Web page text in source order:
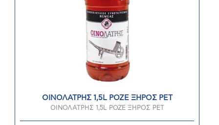
ΟΙΝΟΛΑΤΡΗΣ 1,5L ΡΟΖΕ ΞΗΡΟΣ PET
ΟΙΝΟΛΑΤΡΗΣ 1,5L ΡΟΖΕ ΞΗΡΟΣ PET